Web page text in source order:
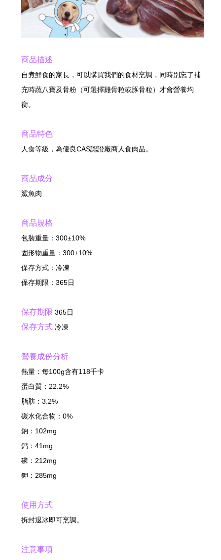
商品描述
自煮鮮食的家長，可以購買我們的食材烹調，同時別忘了補
充時蔬八寶及骨粉（可選擇雞骨粒或豚骨粒）才會營養均
衡。
商品特色
人食等級，為優良CAS認證廠商人食肉品。
商品成分
鯊魚肉
商品規格
包裝重量：300±10%
固形物重量：300±10%
保存方式：冷凍
保存期限：365日
保存期限 365日
保存方式 冷凍
營養成份分析
熱量：每100g含有118千卡
蛋白質：22.2%
脂肪：3.2%
碳水化合物：0%
鈉：102mg
鈣：41mg
磷：212mg
鉀：285mg
使用方式
拆封退冰即可烹調。
注意事項